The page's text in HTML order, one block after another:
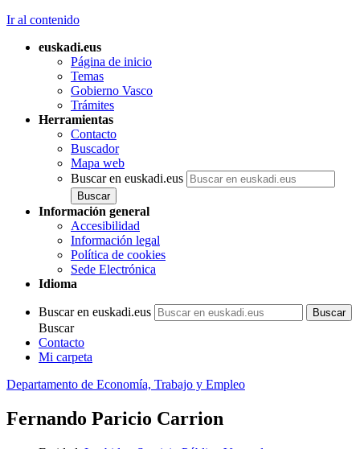
Ir al contenido
euskadi.eus
Página de inicio
Temas
Gobierno Vasco
Trámites
Herramientas
Contacto
Buscador
Mapa web
Buscar en euskadi.eus
Información general
Accesibilidad
Información legal
Política de cookies
Sede Electrónica
Idioma
Buscar en euskadi.eus
Buscar
Contacto
Mi carpeta
Departamento de Economía, Trabajo y Empleo
Fernando Paricio Carrion